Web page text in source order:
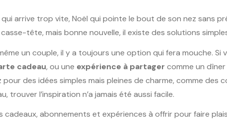
arrive trop vite, Noël qui pointe le bout de son nez sans
tête, mais bonne nouvelle, il existe des solutions
un couple, il y a toujours une option qui fera mouche.
cadeau, ou une expérience à partager comme un
des idées simples mais pleines de charme, comme
trouver l’inspiration n’a jamais été aussi facile.
cadeaux, abonnements et expériences à offrir pour faire